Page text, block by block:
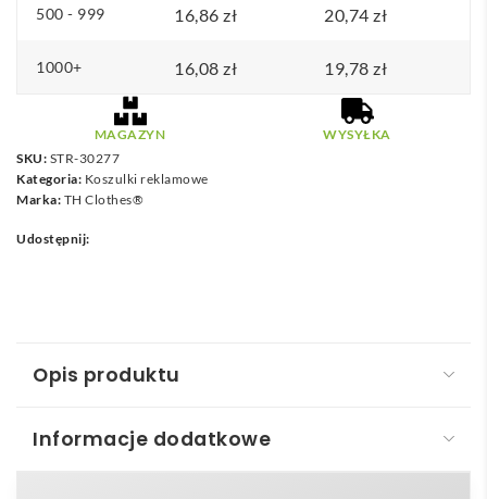
500 - 999 16,86 zł 20,74 zł
1000+ 16,08 zł 19,78 zł
MAGAZYN
WYSYŁKA
SKU: STR-30277
Kategoria: Koszulki reklamowe
Marka: TH Clothes®
Udostępnij:
Opis produktu
Informacje dodatkowe